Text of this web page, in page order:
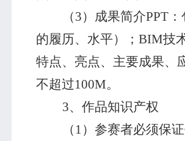
（3）成果简介PPT：
的履历、水平）； BIM技
特点、亮点、主要成果、
不超过100M。
3、作品知识产权
（ 1）参赛者必须保